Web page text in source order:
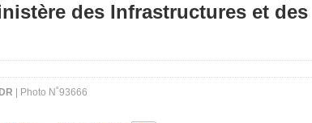
des Infrastructures et des
DR | Photo N˚93666